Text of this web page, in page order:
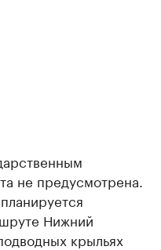
не предусмотрена.
Нижний
крыльях